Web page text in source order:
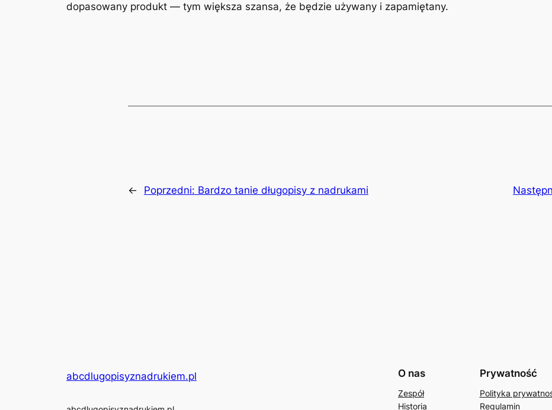
dopasowany produkt — tym większa szansa, że będzie używany i zapamiętany.
← Poprzedni: Bardzo tanie długopisy z nadrukami
abcdlugopisyznadrukiem.pl O nas
Zespół
Historia
Prywatność
Polityka
Regulamin